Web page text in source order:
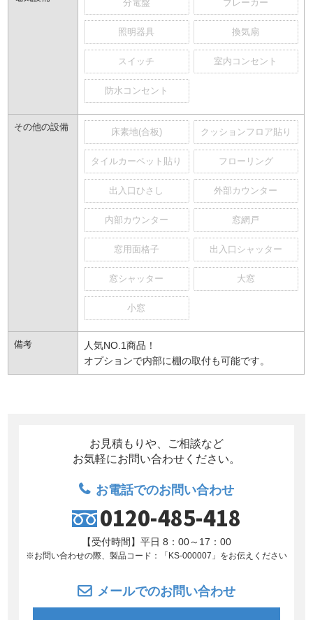
分電盤 ブレーカー
照明器具 換気扇
スイッチ 室内コンセント
防水コンセント
その他の設備 床素地(合板) クッションフロア貼り
タイルカーペット貼り フローリング
出入口ひさし 外部カウンター
内部カウンター 窓網戸
窓用面格子 出入口シャッター
窓シャッター 大窓
小窓
備考
人気NO.1商品！
オプションで内部に棚の取付も可能です。
お見積もりや、ご相談など
お気軽にお問い合わせください。
お電話でのお問い合わせ
0120-485-418
【受付時間】平日 8：00～17：00
※お問い合わせの際、製品コード：「KS-000007」をお伝えください
メールでのお問い合わせ